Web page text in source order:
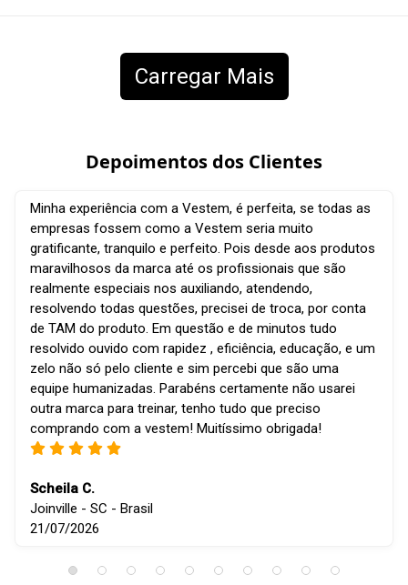
Carregar Mais
Depoimentos dos Clientes
Minha experiência com a Vestem, é perfeita, se todas as
empresas fossem como a Vestem seria muito
gratificante, tranquilo e perfeito. Pois desde aos produtos
maravilhosos da marca até os profissionais que são
realmente especiais nos auxiliando, atendendo,
resolvendo todas questões, precisei de troca, por conta
de TAM do produto. Em questão e de minutos tudo
resolvido ouvido com rapidez , eficiência, educação, e um
zelo não só pelo cliente e sim percebi que são uma
equipe humanizadas. Parabéns certamente não usarei
outra marca para treinar, tenho tudo que preciso
comprando com a vestem! Muitíssimo obrigada!
Scheila C.
Joinville - SC - Brasil
21/07/2026